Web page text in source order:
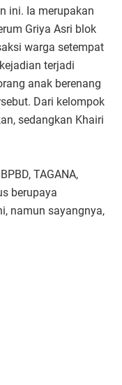
ini. Ia merupakan
Griya Asri blok
warga setempat
terjadi
anak berenang
Dari kelompok
sedangkan Khairi
TAGANA,
berupaya
namun sayangnya,